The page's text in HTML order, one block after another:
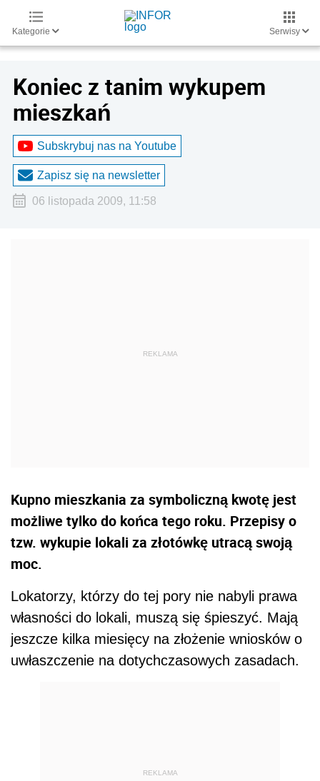
Kategorie Serwisy
Koniec z tanim wykupem
mieszkań
Subskrybuj nas na Youtube
Zapisz się na newsletter
06 listopada 2009, 11:58
Kupno mieszkania za symboliczną kwotę jest
możliwe tylko do końca tego roku. Przepisy o
tzw. wykupie lokali za złotówkę utracą swoją
moc.
Lokatorzy, którzy do tej pory nie nabyli prawa
własności do lokali, muszą się śpieszyć. Mają
jeszcze kilka miesięcy na złożenie wniosków o
uwłaszczenie na dotychczasowych zasadach.
REKLAMA